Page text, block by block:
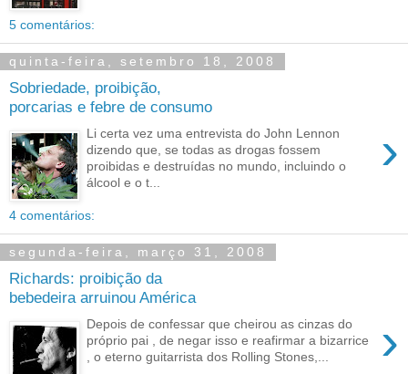
5 comentários:
quinta-feira, setembro 18, 2008
Sobriedade, proibição,
porcarias e febre de consumo
›
Li certa vez uma entrevista do John Lennon
dizendo que, se todas as drogas fossem
proibidas e destruídas no mundo, incluindo o
álcool e o t...
4 comentários:
segunda-feira, março 31, 2008
Richards: proibição da
bebedeira arruinou América
›
Depois de confessar que cheirou as cinzas do
próprio pai , de negar isso e reafirmar a bizarrice
, o eterno guitarrista dos Rolling Stones,...